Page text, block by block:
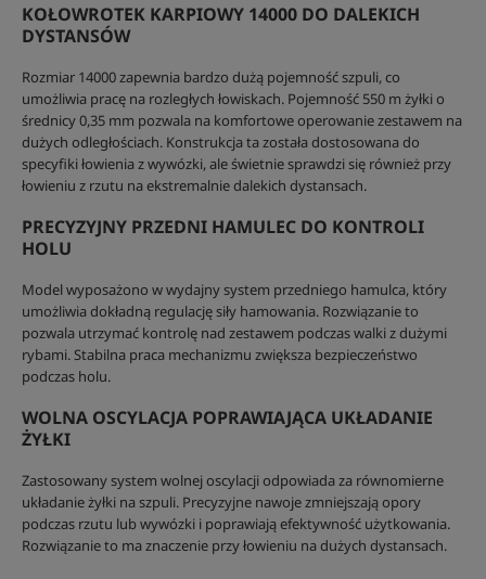
KOŁOWROTEK KARPIOWY 14000 DO DALEKICH
DYSTANSÓW
Rozmiar 14000 zapewnia bardzo dużą pojemność szpuli, co
umożliwia pracę na rozległych łowiskach. Pojemność 550 m żyłki o
średnicy 0,35 mm pozwala na komfortowe operowanie zestawem na
dużych odległościach. Konstrukcja ta została dostosowana do
specyfiki łowienia z wywózki, ale świetnie sprawdzi się również przy
łowieniu z rzutu na ekstremalnie dalekich dystansach.
PRECYZYJNY PRZEDNI HAMULEC DO KONTROLI
HOLU
Model wyposażono w wydajny system przedniego hamulca, który
umożliwia dokładną regulację siły hamowania. Rozwiązanie to
pozwala utrzymać kontrolę nad zestawem podczas walki z dużymi
rybami. Stabilna praca mechanizmu zwiększa bezpieczeństwo
podczas holu.
WOLNA OSCYLACJA POPRAWIAJĄCA UKŁADANIE
ŻYŁKI
Zastosowany system wolnej oscylacji odpowiada za równomierne
układanie żyłki na szpuli. Precyzyjne nawoje zmniejszają opory
podczas rzutu lub wywózki i poprawiają efektywność użytkowania.
Rozwiązanie to ma znaczenie przy łowieniu na dużych dystansach.